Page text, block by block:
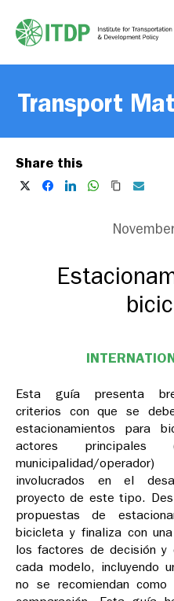
Transport
Share this
Esta guía presenta
criterios con que se
estacionamientos para
actores principales
municipalidad/
involucrados en el
proyecto de este tipo.
propuestas de
bicicleta y finaliza con
los factores de decisión y
cada modelo, incluyendo
no se recomiendan como